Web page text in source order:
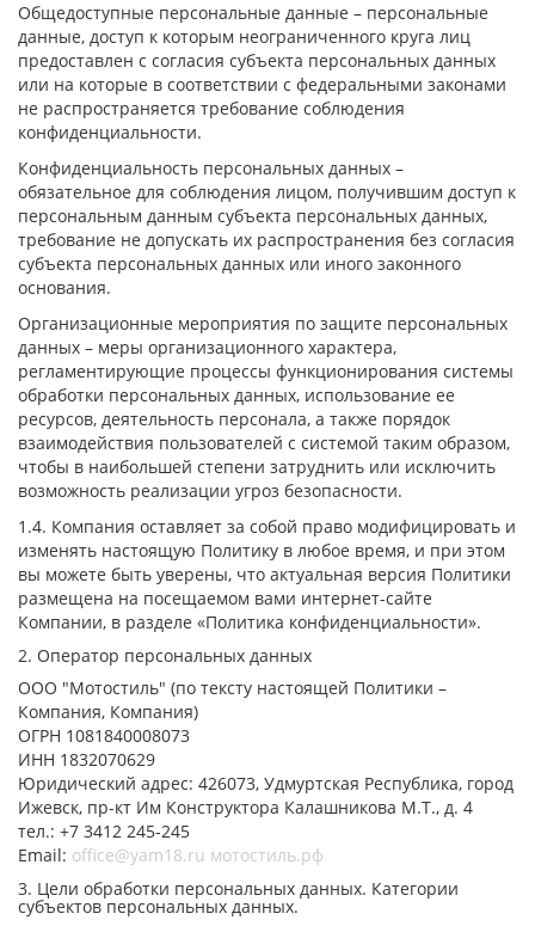
Общедоступные персональные данные – персональные
данные, доступ к которым неограниченного круга лиц
предоставлен с согласия субъекта персональных данных
или на которые в соответствии с федеральными законами
не распространяется требование соблюдения
конфиденциальности.
Конфиденциальность персональных данных –
обязательное для соблюдения лицом, получившим доступ к
персональным данным субъекта персональных данных,
требование не допускать их распространения без согласия
субъекта персональных данных или иного законного
основания.
Организационные мероприятия по защите персональных
данных – меры организационного характера,
регламентирующие процессы функционирования системы
обработки персональных данных, использование ее
ресурсов, деятельность персонала, а также порядок
взаимодействия пользователей с системой таким образом,
чтобы в наибольшей степени затруднить или исключить
возможность реализации угроз безопасности.
1.4. Компания оставляет за собой право модифицировать и
изменять настоящую Политику в любое время, и при этом
вы можете быть уверены, что актуальная версия Политики
размещена на посещаемом вами интернет-сайте
Компании, в разделе «Политика конфиденциальности».
2. Оператор персональных данных
ООО "Мотостиль" (по тексту настоящей Политики –
Компания, Компания)
ОГРН 1081840008073
ИНН 1832070629
Юридический адрес: 426073, Удмуртская Республика, город
Ижевск, пр-кт Им Конструктора Калашникова М.Т., д. 4
тел.: +7 3412 245-245
Email: office@yam18.ru мотостиль.рф
3. Цели обработки персональных данных. Категории
субъектов персональных данных.